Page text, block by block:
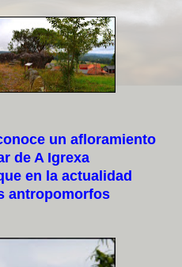
un afloramiento
de A Igrexa
en la actualidad
antropomorfos